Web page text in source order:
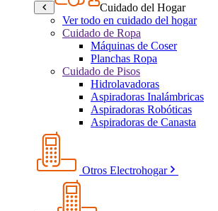
Cuidado del Hogar
Ver todo en cuidado del hogar
Cuidado de Ropa
Máquinas de Coser
Planchas Ropa
Cuidado de Pisos
Hidrolavadoras
Aspiradoras Inalámbricas
Aspiradoras Robóticas
Aspiradoras de Canasta
Otros Electrohogar